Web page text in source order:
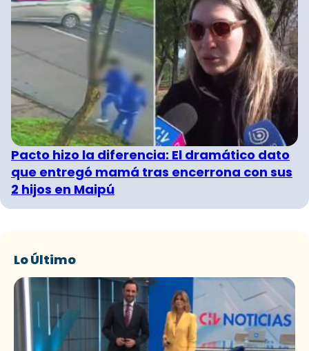
Pacto hizo la diferencia: El dramático dato
que entregó mamá tras encerrona con sus
2 hijos en Maipú
Lo Último